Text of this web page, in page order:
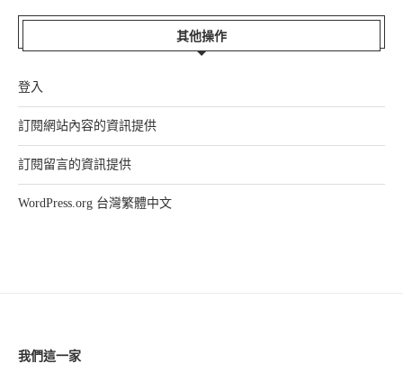
其他操作
登入
訂閱網站內容的資訊提供
訂閱留言的資訊提供
WordPress.org 台灣繁體中文
我們這一家